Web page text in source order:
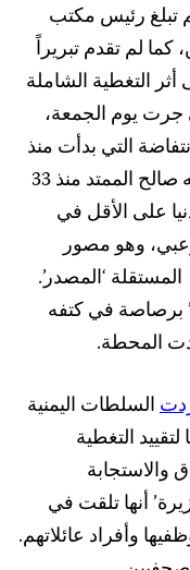
تبلغ رئيس مكتب
لم تقدم تبريراً
التغطية الشاملة
جرت يوم الجمعة،
التي بدأت منذ
شهرين ضد حكم الرئيس علي عبدالله صالح الممتد منذ 33
أدى العنف إلى مقتل 44 مدنيا على الأقل في
وهو مصور
‘المصدر’.
في كتفه
المحطة.
السلطات اليمنية
التغطية
والاستجابة
أنها تلقت في
وأفراد عائلاتهم.